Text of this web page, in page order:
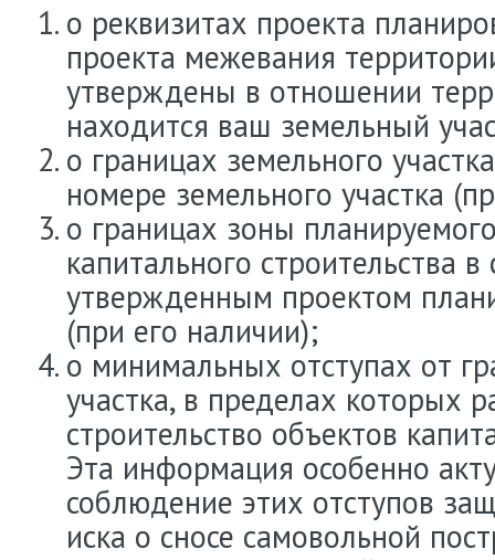
о реквизитах проекта
проекта межевания
утверждены в отношении
находится ваш земельный
о границах земельного
номере земельного участка
о границах зоны
капитального строительства в
утвержденным проектом
(при его наличии);
о минимальных отступах от
участка, в пределах которых
строительство объектов
Эта информация особенно
соблюдение этих отступов
иска о сносе самовольной